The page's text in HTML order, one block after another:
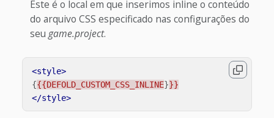
Este é o local em que inserimos inline o conteúdo
do arquivo CSS especificado nas configurações do
seugame.project.
<style>
{{{DEFOLD_CUSTOM_CSS_INLINE}}}
</style>